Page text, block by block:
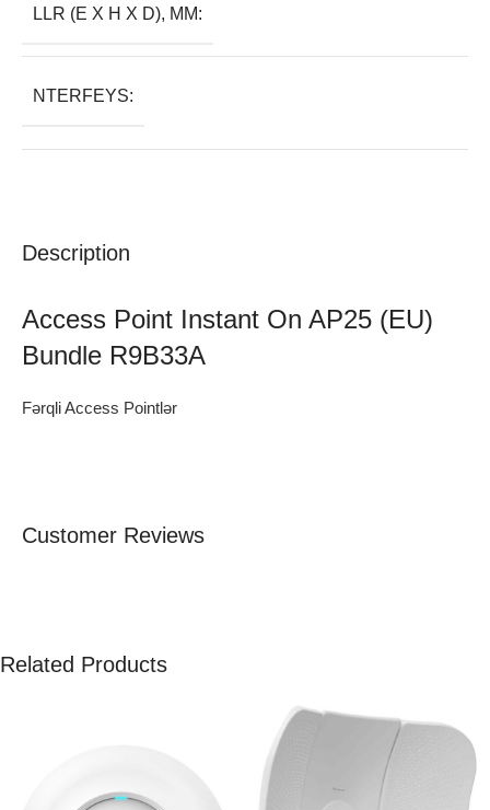
Description
Access Point Instant On AP25 (EU)
Bundle R9B33A
Fərqli Access Pointlər
LLR (E X H X D), MM:
NTERFEYS:
Customer Reviews
Related Products